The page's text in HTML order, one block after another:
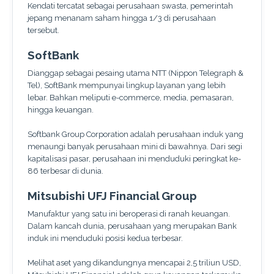
Kendati tercatat sebagai perusahaan swasta, pemerintah
jepang menanam saham hingga 1/3 di perusahaan
tersebut.
SoftBank
Dianggap sebagai pesaing utama NTT (Nippon Telegraph &
Tel), SoftBank mempunyai lingkup layanan yang lebih
lebar. Bahkan meliputi e-commerce, media, pemasaran,
hingga keuangan.
Softbank Group Corporation adalah perusahaan induk yang
menaungi banyak perusahaan mini di bawahnya. Dari segi
kapitalisasi pasar, perusahaan ini menduduki peringkat ke-
86 terbesar di dunia.
Mitsubishi UFJ Financial Group
Manufaktur yang satu ini beroperasi di ranah keuangan.
Dalam kancah dunia, perusahaan yang merupakan Bank
induk ini menduduki posisi kedua terbesar.
Melihat aset yang dikandungnya mencapai 2,5 triliun USD,